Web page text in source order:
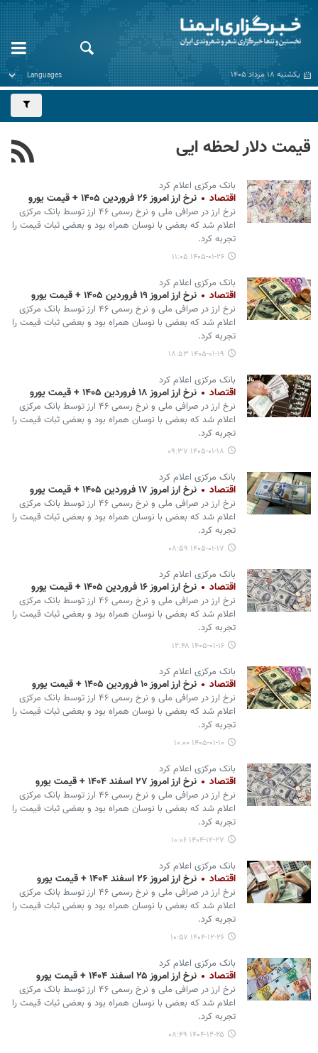
یکشنبه ۱۸ مرداد ۱۴۰۵
قیمت دلار لحظه ایی
بانک مرکزی اعلام کرد
اقتصاد نرخ ارز امروز ۲۶ فروردین ۱۴۰۵ + قیمت یورو
نرخ ارز در صرافی ملی و نرخ رسمی ۴۶ ارز توسط بانک مرکزی
اعلام شد که بعضی با نوسان همراه بود و بعضی ثبات قیمت را
تجربه کرد.
۱۴۰۵-۰۱-۲۶ ۱۱:۰۵
بانک مرکزی اعلام کرد
اقتصاد نرخ ارز امروز ۱۹ فروردین ۱۴۰۵ + قیمت یورو
نرخ ارز در صرافی ملی و نرخ رسمی ۴۶ ارز توسط بانک مرکزی
اعلام شد که بعضی با نوسان همراه بود و بعضی ثبات قیمت را
تجربه کرد.
۱۴۰۵-۰۱-۱۹ ۱۸:۵۳
بانک مرکزی اعلام کرد
اقتصاد نرخ ارز امروز ۱۸ فروردین ۱۴۰۵ + قیمت یورو
نرخ ارز در صرافی ملی و نرخ رسمی ۴۶ ارز توسط بانک مرکزی
اعلام شد که بعضی با نوسان همراه بود و بعضی ثبات قیمت را
تجربه کرد.
۱۴۰۵-۰۱-۱۸ ۰۹:۳۷
بانک مرکزی اعلام کرد
اقتصاد نرخ ارز امروز ۱۷ فروردین ۱۴۰۵ + قیمت یورو
نرخ ارز در صرافی ملی و نرخ رسمی ۴۶ ارز توسط بانک مرکزی
اعلام شد که بعضی با نوسان همراه بود و بعضی ثبات قیمت را
تجربه کرد.
۱۴۰۵-۰۱-۱۷ ۰۸:۵۹
بانک مرکزی اعلام کرد
اقتصاد نرخ ارز امروز ۱۶ فروردین ۱۴۰۵ + قیمت یورو
نرخ ارز در صرافی ملی و نرخ رسمی ۴۶ ارز توسط بانک مرکزی
اعلام شد که بعضی با نوسان همراه بود و بعضی ثبات قیمت را
تجربه کرد.
۱۴۰۵-۰۱-۱۶ ۱۲:۴۸
بانک مرکزی اعلام کرد
اقتصاد نرخ ارز امروز ۱۰ فروردین ۱۴۰۵ + قیمت یورو
نرخ ارز در صرافی ملی و نرخ رسمی ۴۶ ارز توسط بانک مرکزی
اعلام شد که بعضی با نوسان همراه بود و بعضی ثبات قیمت را
تجربه کرد.
۱۴۰۵-۰۱-۱۰ ۱۰:۰۰
بانک مرکزی اعلام کرد
اقتصاد نرخ ارز امروز ۲۷ اسفند ۱۴۰۴ + قیمت یورو
نرخ ارز در صرافی ملی و نرخ رسمی ۴۶ ارز توسط بانک مرکزی
اعلام شد که بعضی با نوسان همراه بود و بعضی ثبات قیمت را
تجربه کرد.
۱۴۰۴-۱۲-۲۷ ۱۰:۰۶
بانک مرکزی اعلام کرد
اقتصاد نرخ ارز امروز ۲۶ اسفند ۱۴۰۴ + قیمت یورو
نرخ ارز در صرافی ملی و نرخ رسمی ۴۶ ارز توسط بانک مرکزی
اعلام شد که بعضی با نوسان همراه بود و بعضی ثبات قیمت را
تجربه کرد.
۱۴۰۴-۱۲-۲۶ ۱۰:۵۷
بانک مرکزی اعلام کرد
اقتصاد نرخ ارز امروز ۲۵ اسفند ۱۴۰۴ + قیمت یورو
نرخ ارز در صرافی ملی و نرخ رسمی ۴۶ ارز توسط بانک مرکزی
اعلام شد که بعضی با نوسان همراه بود و بعضی ثبات قیمت را
تجربه کرد.
۱۴۰۴-۱۲-۲۵ ۰۸:۴۹